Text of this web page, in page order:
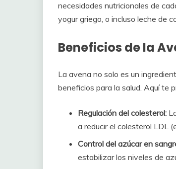
necesidades nutricionales de
yogur griego, o incluso leche de
Beneficios de la
La avena no solo es un
beneficios para la salud. Aquí te
Regulación del colesterol:
a reducir el colesterol LDL
Control del azúcar en
estabilizar los niveles de